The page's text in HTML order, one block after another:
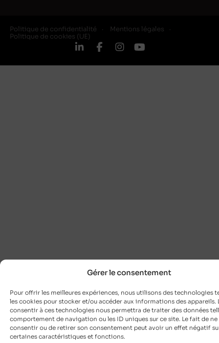
Gérer le consentement
Pour offrir les meilleures expériences, nous utilisons des technologies
les cookies pour stocker et/ou accéder aux informations des appareils.
consentir à ces technologies nous permettra de traiter des données
comportement de navigation ou les ID uniques sur ce site. Le fait de ne
consentir ou de retirer son consentement peut avoir un effet négatif
certaines caractéristiques et fonctions.
Politique de confidentialité
Mentions légales
Politique de cookies (UE)